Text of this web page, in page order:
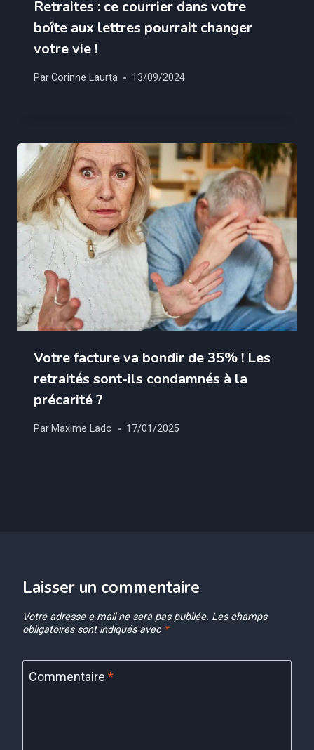
Retraites : ce courrier dans votre
boîte aux lettres pourrait changer
votre vie !
ParCorinne Laurta 13/09/2024
Votre facture va bondir de 35% ! Les
retraités sont-ils condamnés à la
précarité ?
Par Maxime Lado 17/01/2025
Laisser un commentaire
Votre adresse e-mail ne sera pas publiée. Les champs
obligatoires sont indiqués avec *
Commentaire *